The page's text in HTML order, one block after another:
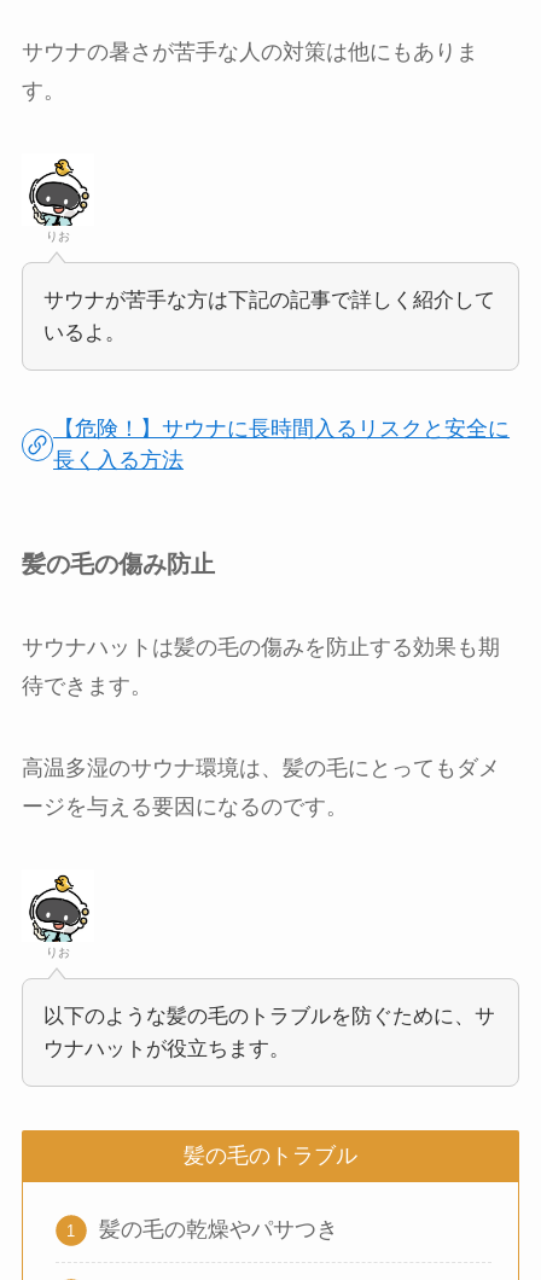
サウナの暑さが苦手な人の対策は他にもありま
す。
りお
サウナが苦手な方は下記の記事で詳しく紹介して
いるよ。
【危険！】サウナに長時間入るリスクと安全に
長く入る方法
髪の毛の傷み防止
サウナハットは髪の毛の傷みを防止する効果も期
待できます。
高温多湿のサウナ環境は、髪の毛にとってもダメ
ージを与える要因になるのです。
りお
以下のような髪の毛のトラブルを防ぐために、サ
ウナハットが役立ちます。
髪の毛のトラブル
髪の毛の乾燥やパサつき